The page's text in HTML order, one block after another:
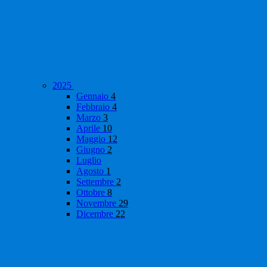
2025
Gennaio 4
Febbraio 4
Marzo 3
Aprile 10
Maggio 12
Giugno 2
Luglio
Agosto 1
Settembre 2
Ottobre 8
Novembre 29
Dicembre 22